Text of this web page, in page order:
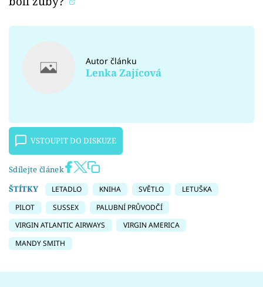
Autor článku
Lenka Zajícová
VSTOUPIT DO DISKUZE
Sdílejte článek
ŠTÍTKY
LETADLO KNIHA SVĚTLO
LETUŠKA
PILOT
SUSSEX
PALUBNÍ PRŮVODČÍ
VIRGIN ATLANTIC AIRWAYS
VIRGIN AMERICA
MANDY SMITH